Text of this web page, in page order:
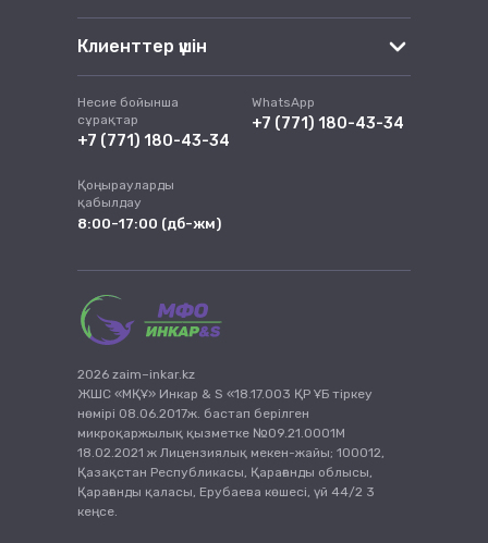
Клиенттер үшін
2026 zaim–inkar.kz
ЖШС «МҚҰ» Инкар & S «18.17.003 ҚР ҰБ тіркеу
нөмірі 08.06.2017ж. бастап берілген
микроқаржылық қызметке №09.21.0001М
18.02.2021 ж Лицензиялық мекен-жайы; 100012,
Қазақстан Республикасы, Қарағанды облысы,
Қарағанды қаласы, Ерубаева көшесі, үй 44/2 3
кеңсе.
Несие бойынша
сұрақтар
+7 (771) 180-43-34
WhatsApp
+7 (771) 180-43-34
Қоңырауларды
қабылдау
8:00-17:00 (дб-жм)